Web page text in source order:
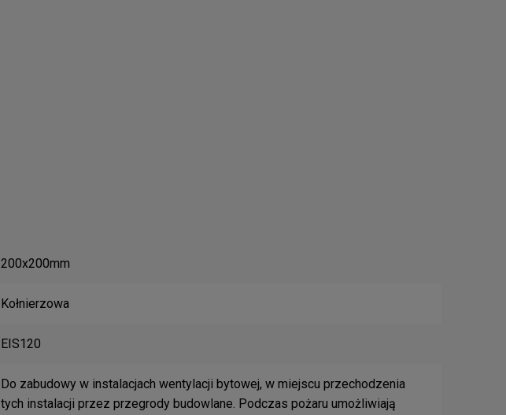
200x200mm
Kołnierzowa
EIS120
Do zabudowy w instalacjach wentylacji bytowej, w miejscu przechodzenia
tych instalacji przez przegrody budowlane. Podczas pożaru umożliwiają